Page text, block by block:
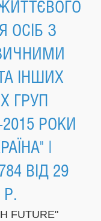
ОСІБ З
ІНШИХ
ГРУП
РОКИ
|
ВІД 29
Р.
FUTURE"